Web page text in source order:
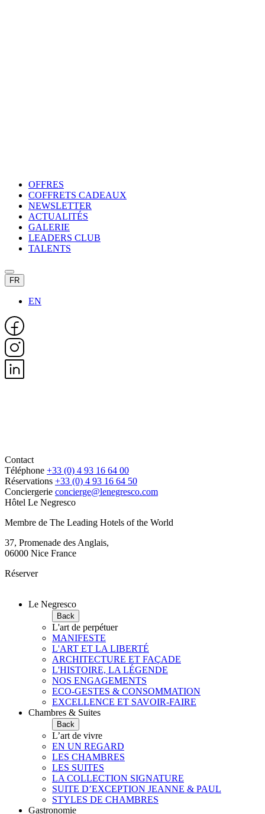
OFFRES
COFFRETS CADEAUX
NEWSLETTER
ACTUALITÉS
GALERIE
LEADERS CLUB
TALENTS
FR
EN
Contact
Téléphone +33 (0) 4 93 16 64 00
Réservations +33 (0) 4 93 16 64 50
Conciergerie concierge@lenegresco.com
Hôtel Le Negresco
Membre de The Leading Hotels of the World
37, Promenade des Anglais,
06000 Nice France
Réserver
Le Negresco
Back
L'art de perpétuer
MANIFESTE
L'ART ET LA LIBERTÉ
ARCHITECTURE ET FAÇADE
L'HISTOIRE, LA LÉGENDE
NOS ENGAGEMENTS
ECO-GESTES & CONSOMMATION
EXCELLENCE ET SAVOIR-FAIRE
Chambres & Suites
Back
L’art de vivre
EN UN REGARD
LES CHAMBRES
LES SUITES
LA COLLECTION SIGNATURE
SUITE D’EXCEPTION JEANNE & PAUL
STYLES DE CHAMBRES
Gastronomie